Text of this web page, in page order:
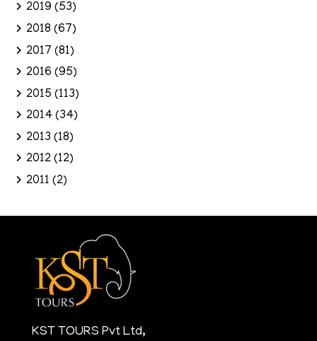
2019 (53)
2018 (67)
2017 (81)
2016 (95)
2015 (113)
2014 (34)
2013 (18)
2012 (12)
2011 (2)
KST TOURS Pvt Ltd,